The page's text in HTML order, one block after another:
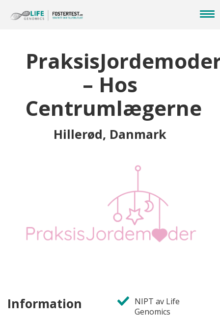
– Hos
Centrumlægerne
Hillerød, Danmark
Information
NIPT av Life
Genomics